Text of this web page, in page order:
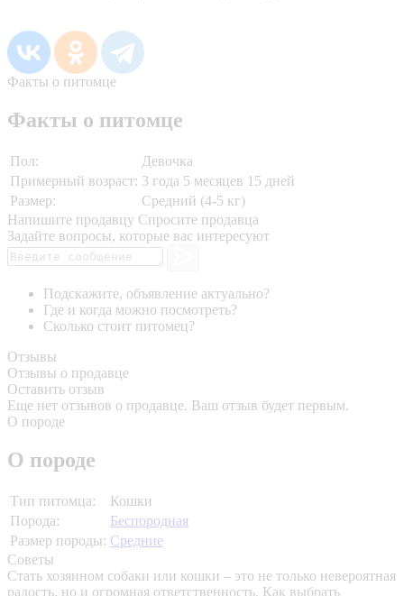
Факты о питомце
Факты о питомце
Пол:
Девочка
Примерный возраст: 3 года 5 месяцев 15 дней
Размер:
Средний (4-5 кг)
Напишите продавцу Спросите продавца
Задайте вопросы, которые вас интересуют
Подскажите, объявление актуально?
Где и когда можно посмотреть?
Сколько стоит питомец?
Отзывы
Отзывы о продавце
Оставить отзыв
Еще нет отзывов о продавце. Ваш отзыв будет первым.
О породе
О породе
Тип питомца:
Кошки
Порода:
Беспородная
Размер породы: Средние
Советы
Стать хозяином собаки или кошки – это не только невероятная
радость, но и огромная ответственность. Как выбрать